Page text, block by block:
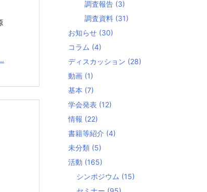
調査報告 (3)
調査資料 (31)
お知らせ (30)
コラム (4)
ディスカッション (28)
動画 (1)
基本 (7)
学会発表 (12)
情報 (22)
書籍等紹介 (4)
未分類 (5)
活動 (165)
シンポジウム (15)